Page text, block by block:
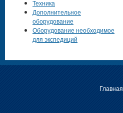
Техника
Дополнительное
оборудование
Оборудование необходимое
для экспедиций
Главная